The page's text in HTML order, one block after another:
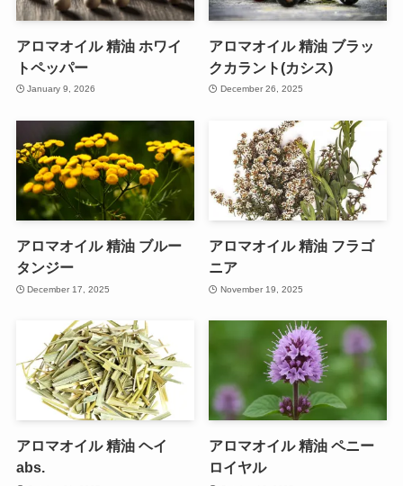
アロマオイル 精油 ホワイ
トペッパー
January 9, 2026
アロマオイル 精油 ブラッ
クカラント(カシス)
December 26, 2025
アロマオイル 精油 ブルー
タンジー
December 17, 2025
アロマオイル 精油 フラゴ
ニア
November 19, 2025
アロマオイル 精油 ヘイ
abs.
アロマオイル 精油 ペニー
ロイヤル